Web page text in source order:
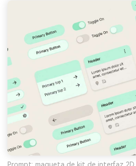
Prompt: maqueta de kit de interfaz 2D